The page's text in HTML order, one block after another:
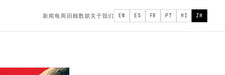
新闻每周回顾数据关于我们 EN ES FR PT HI ZH